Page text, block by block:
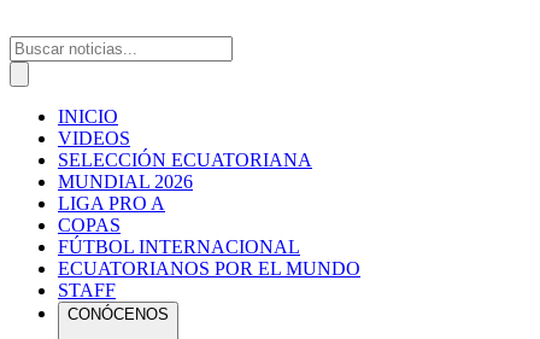
INICIO
VIDEOS
SELECCIÓN ECUATORIANA
MUNDIAL 2026
LIGA PRO A
COPAS
FÚTBOL INTERNACIONAL
ECUATORIANOS POR EL MUNDO
STAFF
CONÓCENOS